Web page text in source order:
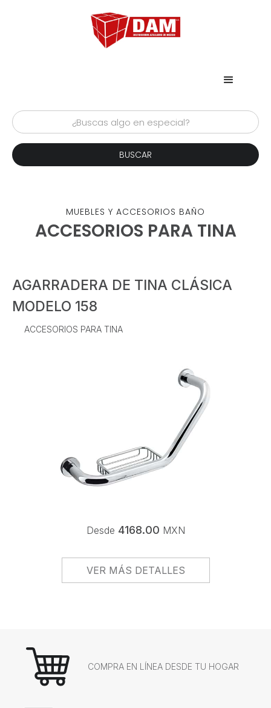
MUEBLES Y ACCESORIOS BAÑO
ACCESORIOS PARA TINA
AGARRADERA DE TINA CLÁSICA
MODELO 158
ACCESORIOS PARA TINA
Desde 4168.00 MXN
VER MÁS DETALLES
COMPRA EN LÍNEA DESDE TU HOGAR